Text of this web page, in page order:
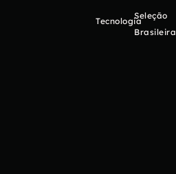
Tecnologia
Seleção
Brasileira